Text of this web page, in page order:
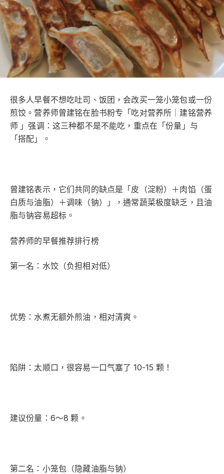
很多人早餐不想吃吐司、饭团，会改买一笼小笼包或一份
煎饺。营养师曾建铭在脸书粉专「吃对营养所｜建铭营养
师 」强调：这三种都不是不能吃，重点在「份量」与
「搭配」。
曾建铭表示，它们共同的缺点是「皮（淀粉）＋肉馅（蛋
白质与油脂）＋调味（钠）」，通常蔬菜极度缺乏，且油
脂与钠容易超标。
营养师的早餐推荐排行榜
第一名：水饺（负担相对低）
​优势：水煮无额外煎油，相对清爽。
​陷阱：太顺口，很容易一口气塞了 10-15 颗！
​建议份量：6～8 颗。
第二名：小笼包（隐藏油脂与钠）